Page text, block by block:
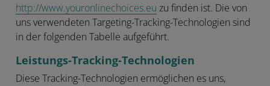
http://www.youronlinechoices.eu zu finden ist. Die von
uns verwendeten Targeting-Tracking-Technologien sind
in der folgenden Tabelle aufgeführt.
Leistungs-Tracking-Technologien
Diese Tracking-Technologien ermöglichen es uns,